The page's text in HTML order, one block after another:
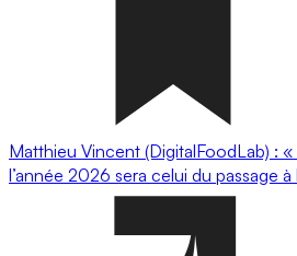
Matthieu Vincent (DigitalFoodLab) :
l’année 2026 sera celui du passage à